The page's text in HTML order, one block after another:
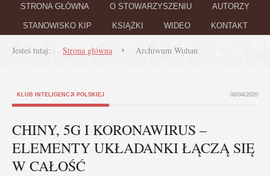
STRONA GŁÓWNA O STOWARZYSZENIU AUTORZY
STANOWISKO KIP KSIĄŻKI WIDEO KONTAKT
Jesteś tutaj: Strona główna Archiwum Wuhan
KLUB INTELIGENCJI POLSKIEJ 08/04/2020
CHINY, 5G I KORONAWIRUS –
ELEMENTY UKŁADANKI ŁĄCZĄ SIĘ
W CAŁOŚĆ